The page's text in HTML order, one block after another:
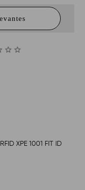
XPE 1001 FIT ID